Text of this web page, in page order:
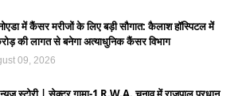
में कैंसर मरीजों के लिए बड़ी सौगात: कैलाश हॉस्पिटल में
की लागत से बनेगा अत्याधुनिक कैंसर विभाग
09, 2026